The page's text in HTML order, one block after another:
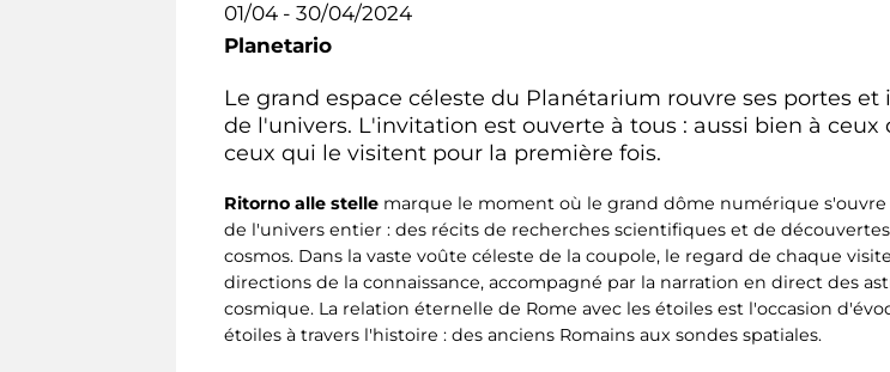
01/04 - 30/04/2024
Planetario
Le grand espace céleste du Planétarium rouvre ses portes
de l'univers. L'invitation est ouverte à tous : aussi bien à
ceux qui le visitent pour la première fois.
Ritorno alle stelle marque le moment où le grand dôme numérique
de l'univers entier : des récits de recherches scientifiques et de
cosmos. Dans la vaste voûte céleste de la coupole, le regard de chaque
directions de la connaissance, accompagné par la narration en direct des
cosmique. La relation éternelle de Rome avec les étoiles est l'occasion
étoiles à travers l'histoire : des anciens Romains aux sondes spatiales.